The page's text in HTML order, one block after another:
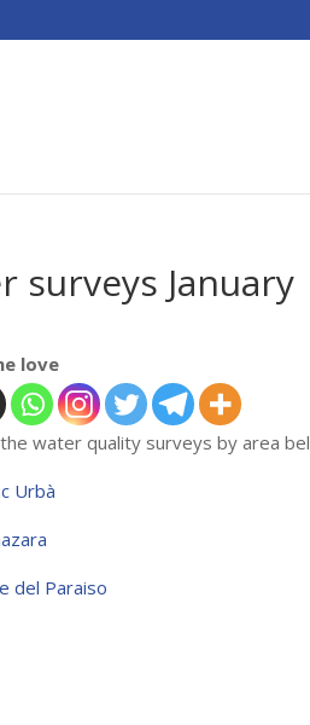
surveys January
love
water quality surveys by area
Urbà
del Paraiso